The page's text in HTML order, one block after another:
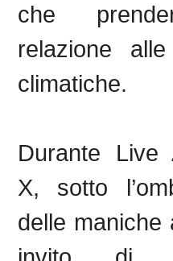
che
relazione
climatiche.
Durante Live
X, sotto
delle maniche